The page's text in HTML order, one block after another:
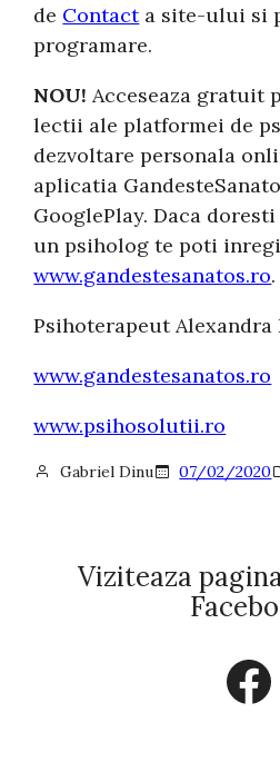
de Contacta site-ului si
programare.
NOU! Acceseaza gratuit
lectii ale platformei de
dezvoltare personala
aplicatia
GooglePlay. Daca
un psiholog te poti
www.gandestesanatos.ro.
Psihoterapeut Alexandra
www.gandestesanatos.ro
www.psihosolutii.ro
Gabriel Dinu 07/02/2020
Viziteaza
Facebook